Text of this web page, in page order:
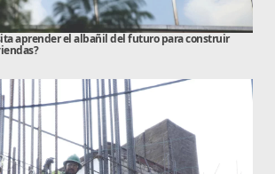
aprender el albañil del futuro para construir